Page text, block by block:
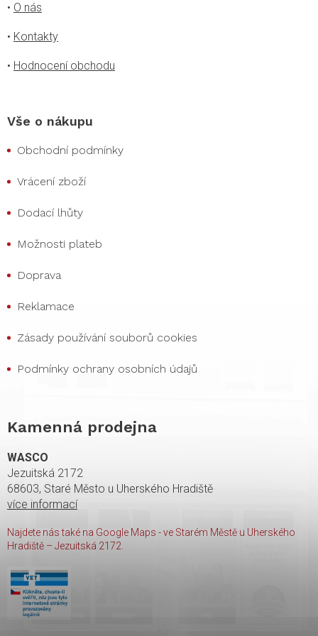
• O nás
• Kontakty
• Hodnocení obchodu
Vše o nákupu
Obchodní podmínky
Vrácení zboží
Dodací lhůty
Možnosti plateb
Doprava
Reklamace
Zásady používání souborů cookies
Podmínky ochrany osobních údajů
Kamenná prodejna
WASCO
Jezuitská 2172
68603, Staré Město u Uherského Hradiště
více informací
Najdete nás také na Google Maps - ve Starém Městě u Uherského
Hradiště – Jezuitská 2172.